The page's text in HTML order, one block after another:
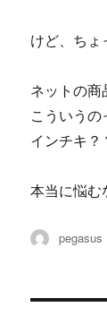
けど、ちょ
ネットの商
こういうの
インチキ？
本当に悩む
投
pegasus